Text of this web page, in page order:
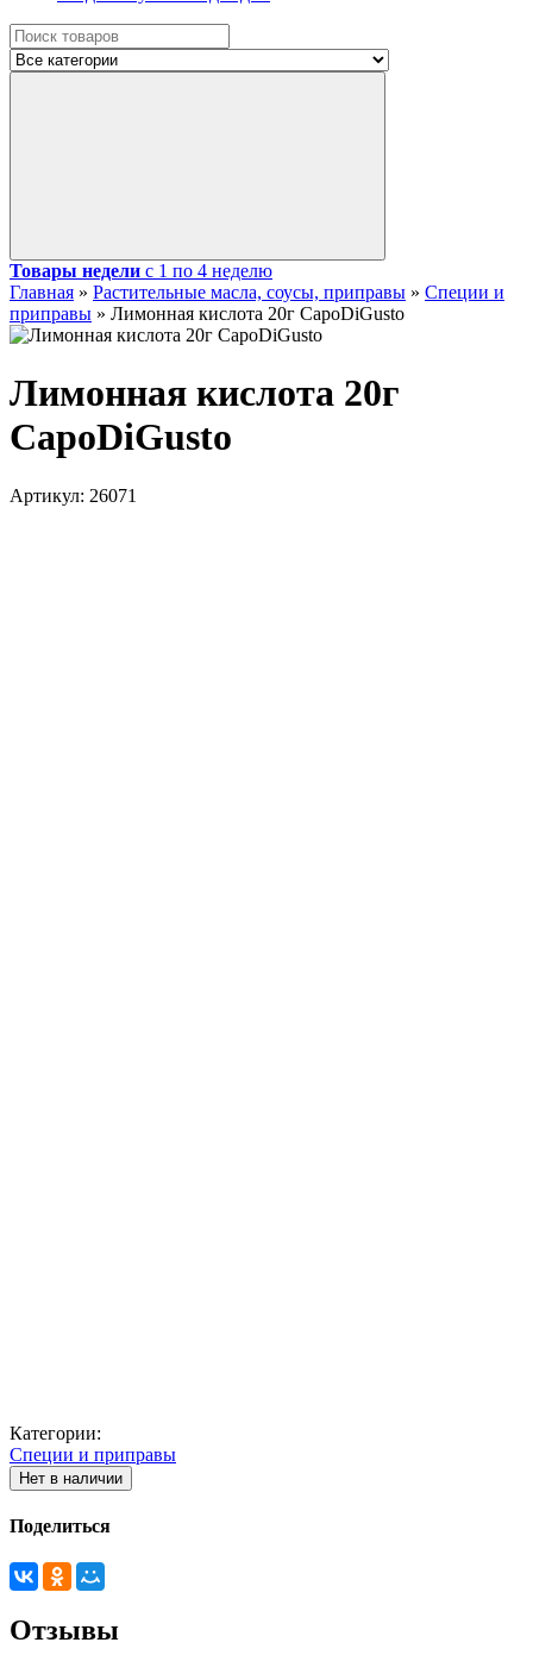
Товары недели с 1 по 4 неделю
Главная » Растительные масла, соусы, приправы » Специи и
приправы » Лимонная кислота 20г CapoDiGusto
Лимонная кислота 20г
CapoDiGusto
Артикул: 26071
Категории:
Специи и приправы
Нет в наличии
Поделиться
Отзывы